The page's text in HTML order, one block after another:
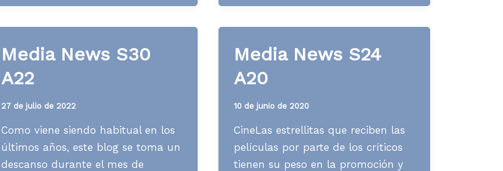
S25
A23
S49
A22
Media News S30
A22
27 de julio de 2022
Como viene siendo habitual en los
últimos años, este blog se toma un
descanso durante el mes de
Media News S24
A20
10 de junio de 2020
CineLas estrellitas que reciben las
películas por parte de los críticos
tienen su peso en la promoción y